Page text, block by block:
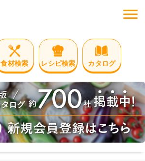
食材検索 レシピ検索 カタログ